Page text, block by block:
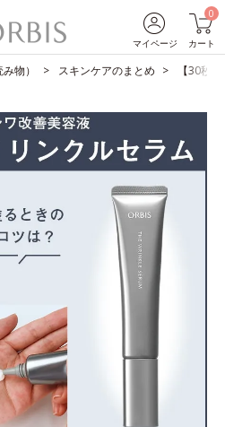
マイページ
0
カート
物） スキンケアのまとめ 【30秒